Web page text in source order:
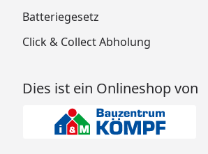
Batteriegesetz
Click & Collect Abholung
Dies ist ein Onlineshop von